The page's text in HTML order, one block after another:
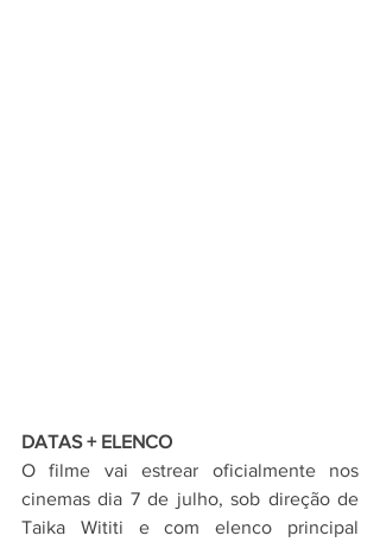
DATAS + ELENCO
O filme vai estrear oficialmente nos
cinemas dia 7 de julho, sob direção de
Taika Wititi e com elenco principal